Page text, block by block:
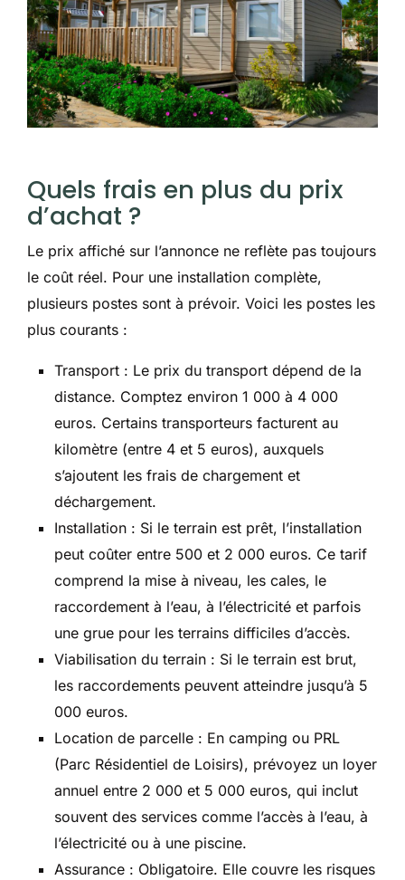
Quels frais en plus du prix
d’achat ?
Le prix affiché sur l’annonce ne reflète pas toujours
le coût réel. Pour une installation complète,
plusieurs postes sont à prévoir. Voici les postes les
plus courants :
Transport : Le prix du transport dépend de la
distance. Comptez environ 1 000 à 4 000
euros. Certains transporteurs facturent au
kilomètre (entre 4 et 5 euros), auxquels
s’ajoutent les frais de chargement et
déchargement.
Installation : Si le terrain est prêt, l’installation
peut coûter entre 500 et 2 000 euros. Ce tarif
comprend la mise à niveau, les cales, le
raccordement à l’eau, à l’électricité et parfois
une grue pour les terrains difficiles d’accès.
Viabilisation du terrain : Si le terrain est brut,
les raccordements peuvent atteindre jusqu’à 5
000 euros.
Location de parcelle : En camping ou PRL
(Parc Résidentiel de Loisirs), prévoyez un loyer
annuel entre 2 000 et 5 000 euros, qui inclut
souvent des services comme l’accès à l’eau, à
l’électricité ou à une piscine.
Assurance : Obligatoire. Elle couvre les risques